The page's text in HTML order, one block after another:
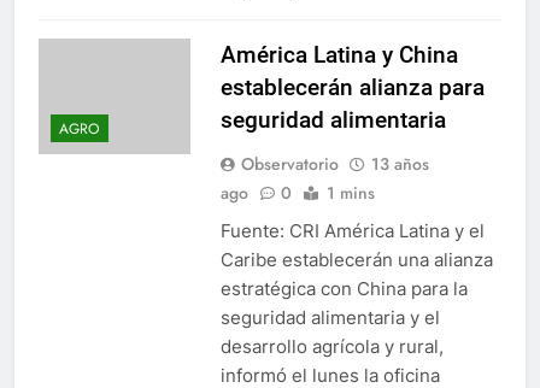
AGRO
América Latina y China
establecerán alianza para
seguridad alimentaria
Observatorio
13 años
ago
0 1 mins
Fuente: CRI América Latina y el
Caribe establecerán una alianza
estratégica con China para la
seguridad alimentaria y el
desarrollo agrícola y rural,
informó el lunes la oficina